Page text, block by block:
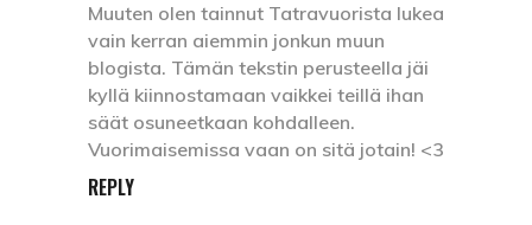
Muuten olen tainnut Tatravuorista lukea
vain kerran aiemmin jonkun muun
blogista. Tämän tekstin perusteella jäi
kyllä kiinnostamaan vaikkei teillä ihan
säät osuneetkaan kohdalleen.
Vuorimaisemissa vaan on sitä jotain! <3
REPLY